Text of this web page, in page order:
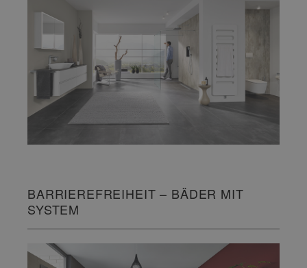
BARRIEREFREIHEIT – BÄDER MIT
SYSTEM